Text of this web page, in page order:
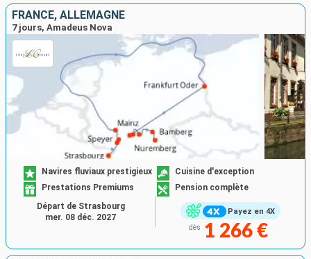
FRANCE, ALLEMAGNE
7 jours, Amadeus Nova
Payez en 4X
Navires fluviaux prestigieux
Cuisine d'exception
Prestations Premiums
Pension complète
dès 1 266 €
Départ de Strasbourg
mer. 08 déc. 2027